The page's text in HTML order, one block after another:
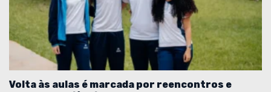
Volta às aulas é marcada por reencontros e